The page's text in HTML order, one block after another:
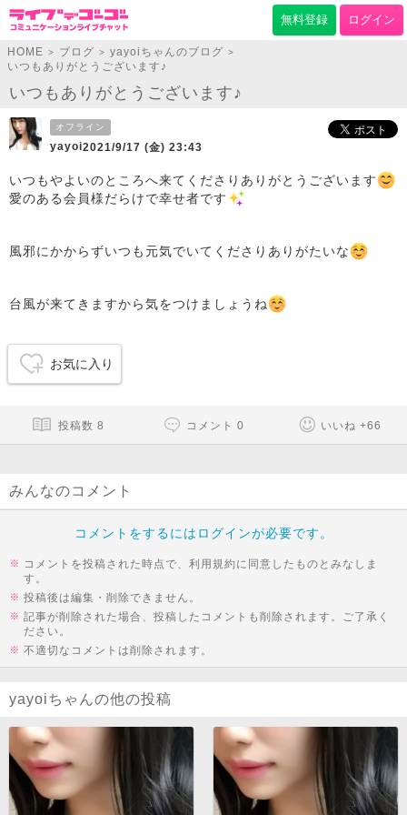
無料登録 ログイン
HOME > ブログ > yayoiちゃんのブログ >
いつもありがとうございます♪
いつもありがとうございます♪
オフライン
yayoi2021/9/17 (金) 23:43
いつもやよいのところへ来てくださりありがとうございます
愛のある会員様だらけで幸せ者です
風邪にかからずいつも元気でいてくださりありがたいな
台風が来てきますから気をつけましょうね
お気に入り
投稿数 8 コメント 0 いいね +66
みんなのコメント
コメントをするにはログインが必要です。
コメントを投稿された時点で、利用規約に同意したものとみなしま
す。
投稿後は編集・削除できません。
記事が削除された場合、投稿したコメントも削除されます。ご了承く
ださい。
不適切なコメントは削除されます。
yayoiちゃんの他の投稿